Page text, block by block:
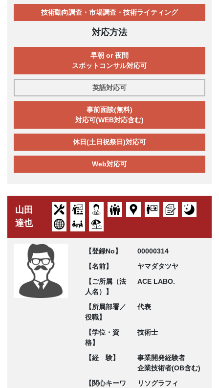
技術動向調査・市場調査・技術ライティング
対応方法
早朝 or 夜間
スポットコンサル対応可
英語対応可
事前面談(無料)
対応可(WEB対応含む)
休日(土日祝祭日)対応可
Web対応可
山田
達也
【登録No】
00000314
【名前】
ヤマダタツヤ
【ご所属（法
人名）】
ACE LABO.
【所属部署／
役職】
代表
【学位・資
格】
技術士
【経 験】
事業開発経験者
企業技術者(OB含む)
【関心キーワ
リソグラフィ